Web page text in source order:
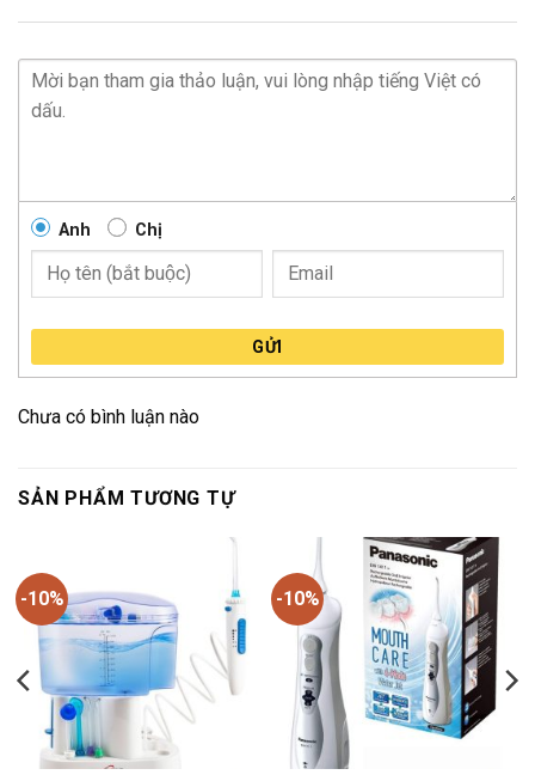
Anh Chị
GỬI
Chưa có bình luận nào
SẢN PHẨM TƯƠNG TỰ
-10% -10%